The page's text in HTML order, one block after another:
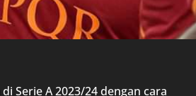
Serie A 2023/24 dengan cara